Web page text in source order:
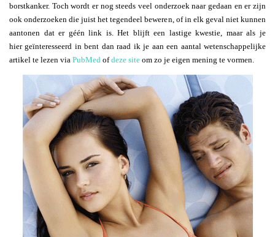
borstkanker. Toch wordt er nog steeds veel onderzoek naar gedaan en er zijn
ook onderzoeken die juist het tegendeel beweren, of in elk geval niet kunnen
aantonen dat er géén link is. Het blijft een lastige kwestie, maar als je
hier geïnteresseerd in bent dan raad ik je aan een aantal wetenschappelijke
artikel te lezen via PubMed ofdeze site om zo je eigen mening te vormen.